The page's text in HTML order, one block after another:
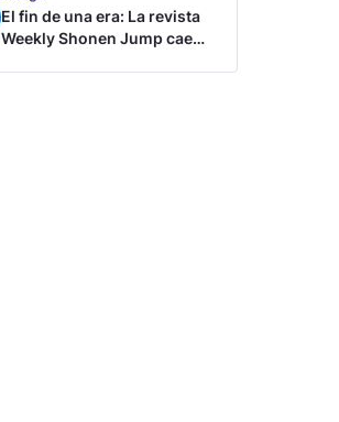
El fin de una era: La revista
Weekly Shonen Jump cae